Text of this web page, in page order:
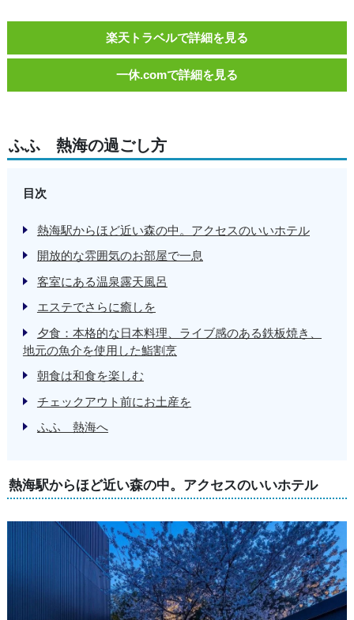
楽天トラベルで詳細を見る
一休.comで詳細を見る
ふふ 熱海の過ごし方
目次
熱海駅からほど近い森の中。アクセスのいいホテル
開放的な雰囲気のお部屋で一息
客室にある温泉露天風呂
エステでさらに癒しを
夕食：本格的な日本料理、ライブ感のある鉄板焼き、
地元の魚介を使用した鮨割烹
朝食は和食を楽しむ
チェックアウト前にお土産を
ふふ 熱海へ
熱海駅からほど近い森の中。アクセスのいいホテル